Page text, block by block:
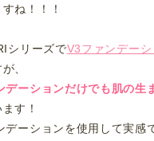
ね！！！
シリーズでV3ファンデーシ
、
デーションだけでも肌の生
す！
デーションを使用して実感